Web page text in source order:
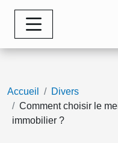
Accueil
Divers
Comment choisir le
immobilier ?